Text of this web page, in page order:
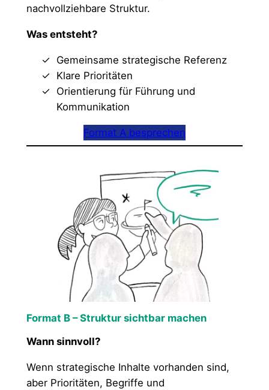
nachvollziehbare Struktur.
Was entsteht?
Gemeinsame strategische Referenz
Klare Prioritäten
Orientierung für Führung und
Kommunikation
Format A besprechen
Format B – Struktur sichtbar machen
Wann sinnvoll?
Wenn strategische Inhalte vorhanden sind,
aber Prioritäten, Begriffe und